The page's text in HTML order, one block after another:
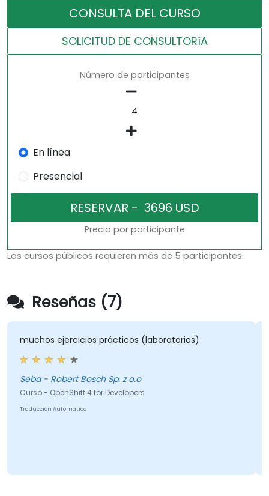
CONSULTA DEL CURSO
SOLICITUD DE CONSULTORíA
Número de participantes
En línea
Presencial
Precio por participante
Los cursos públicos requieren más de 5 participantes.
Reseñas (7)
muchos ejercicios prácticos (laboratorios)
Seba - Robert Bosch Sp. z o.o
Curso - OpenShift 4 for Developers
Traducción Automática